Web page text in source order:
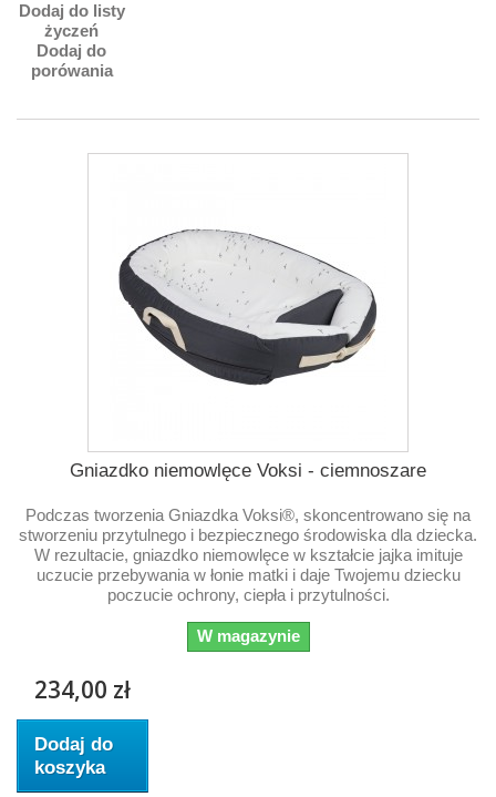
Dodaj do listy
życzeń
Dodaj do
porówania
Gniazdko niemowlęce Voksi - ciemnoszare
Podczas tworzenia Gniazdka Voksi®, skoncentrowano się na
stworzeniu przytulnego i bezpiecznego środowiska dla dziecka.
W rezultacie, gniazdko niemowlęce w kształcie jajka imituje
uczucie przebywania w łonie matki i daje Twojemu dziecku
poczucie ochrony, ciepła i przytulności.
W magazynie
234,00 zł
Dodaj do
koszyka